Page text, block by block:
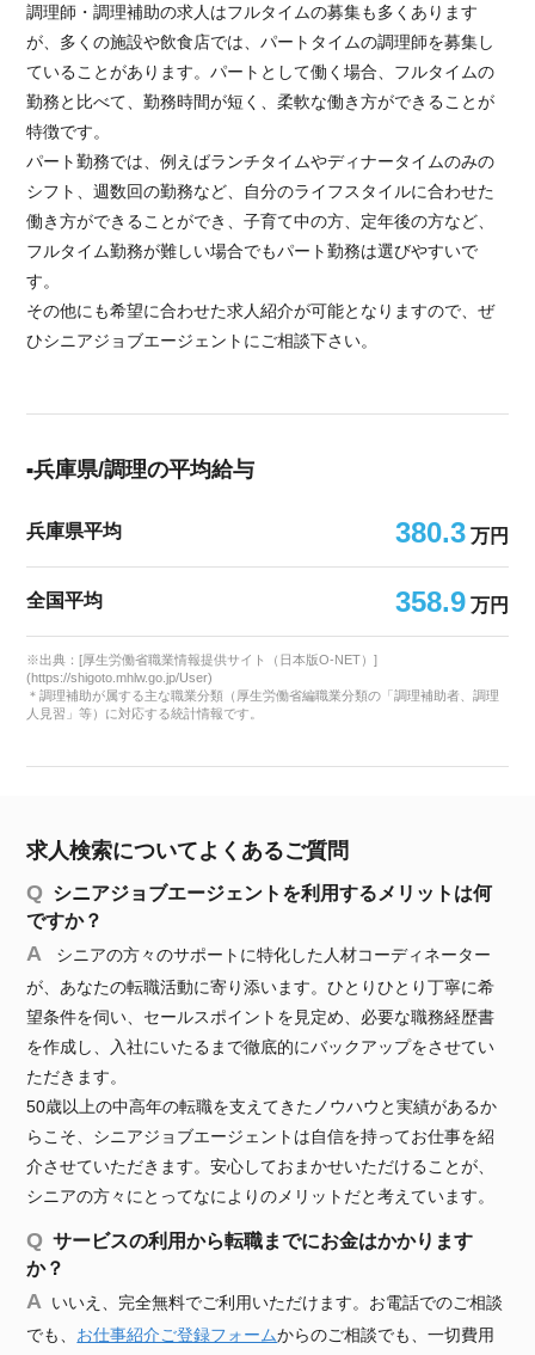
調理師・調理補助の求人はフルタイムの募集も多くあります
が、多くの施設や飲食店では、パートタイムの調理師を募集し
ていることがあります。パートとして働く場合、フルタイムの
勤務と比べて、勤務時間が短く、柔軟な働き方ができることが
特徴です。
パート勤務では、例えばランチタイムやディナータイムのみの
シフト、週数回の勤務など、自分のライフスタイルに合わせた
働き方ができることができ、子育て中の方、定年後の方など、
フルタイム勤務が難しい場合でもパート勤務は選びやすいで
す。
その他にも希望に合わせた求人紹介が可能となりますので、ぜ
ひシニアジョブエージェントにご相談下さい。
兵庫県/調理の平均給与
兵庫県平均 380.3 万円
全国平均 358.9 万円
※出典：[厚生労働省職業情報提供サイト（日本版O-NET）]
(https://shigoto.mhlw.go.jp/User)
＊調理補助が属する主な職業分類（厚生労働省編職業分類の「調理補助者、調理
人見習」等）に対応する統計情報です。
求人検索についてよくあるご質問
シニアジョブエージェントを利用するメリットは何
ですか？
シニアの方々のサポートに特化した人材コーディネーター
が、あなたの転職活動に寄り添います。ひとりひとり丁寧に希
望条件を伺い、セールスポイントを見定め、必要な職務経歴書
を作成し、入社にいたるまで徹底的にバックアップをさせてい
ただきます。
50歳以上の中高年の転職を支えてきたノウハウと実績があるか
らこそ、シニアジョブエージェントは自信を持ってお仕事を紹
介させていただきます。安心しておまかせいただけることが、
シニアの方々にとってなによりのメリットだと考えています。
サービスの利用から転職までにお金はかかります
か？
いいえ、完全無料でご利用いただけます。お電話でのご相談
でも、 お仕事紹介ご登録フォームからのご相談でも、一切費用